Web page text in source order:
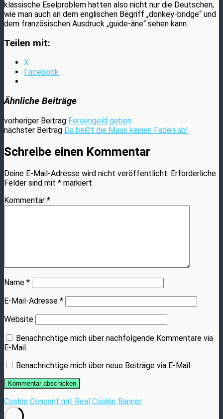
klassische Eselproblem hatten also nicht nur die Deutschen,
wie man auch an dem englischen Begriff „donkey-bridge“ und
dem französischen Ausdruck „guide-âne“ sehen kann.
Teilen mit:
X
Facebook
Ähnliche Beiträge
vorheriger Beitrag Fersengeld geben
nächster Beitrag Da beißt die Maus keinen Faden ab!
Schreibe einen Kommentar
Deine E-Mail-Adresse wird nicht veröffentlicht. Erforderliche
Felder sind mit * markiert
Kommentar *
Name *
E-Mail-Adresse *
Website
Benachrichtige mich über nachfolgende Kommentare via
E-Mail.
Benachrichtige mich über neue Beiträge via E-Mail.
Cookie Consent mit Real Cookie Banner